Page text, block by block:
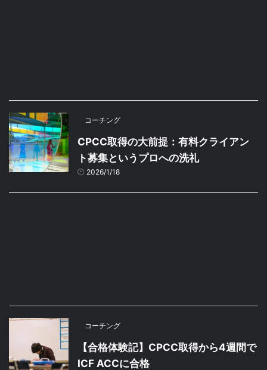
コーチング
CPCC取得の大前提：有料クライアン
ト募集というプロへの洗礼
2026/1/18
コーチング
【合格体験記】CPCC取得から4週間で
ICF ACCに合格